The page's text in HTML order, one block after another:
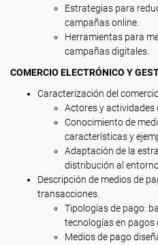
Estrategias para
campañas online.
Herramientas para
campañas digitales.
COMERCIO ELECTRÓNICO Y
Caracterización del
Actores y actividades
Conocimiento de
características y
Adaptación de la
distribución al entorno
Descripción de medios de
transacciones.
Tipologías de pago:
tecnologías en pagos
Medios de pago